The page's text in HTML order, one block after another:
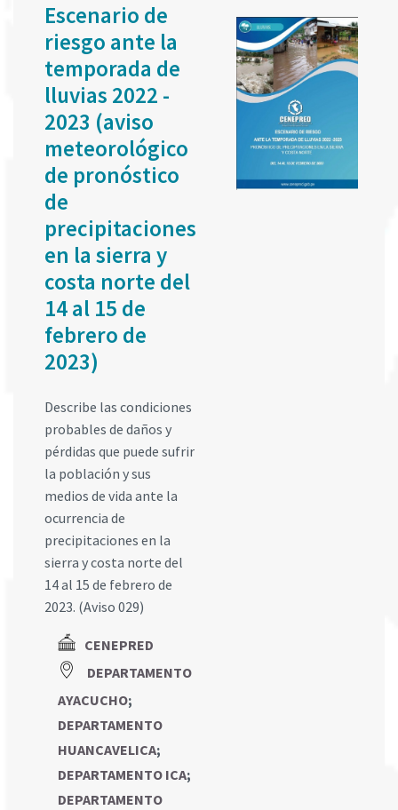
Escenario de
riesgo ante la
temporada de
lluvias 2022 -
2023 (aviso
meteorológico
de pronóstico
de
precipitaciones
en la sierra y
costa norte del
14 al 15 de
febrero de
2023)
Describe las condiciones
probables de daños y
pérdidas que puede sufrir
la población y sus
medios de vida ante la
ocurrencia de
precipitaciones en la
sierra y costa norte del
14 al 15 de febrero de
2023. (Aviso 029)
CENEPRED
DEPARTAMENTO
AYACUCHO;
DEPARTAMENTO
HUANCAVELICA;
DEPARTAMENTO ICA;
DEPARTAMENTO